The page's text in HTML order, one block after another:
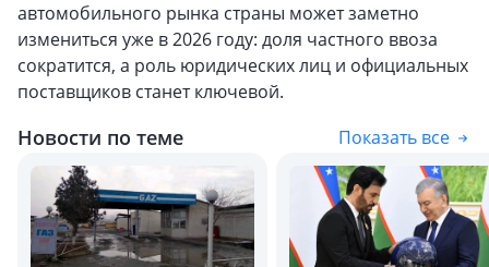
автомобильного рынка страны может заметно
измениться уже в 2026 году: доля частного ввоза
сократится, а роль юридических лиц и официальных
поставщиков станет ключевой.
Новости по теме Показать все